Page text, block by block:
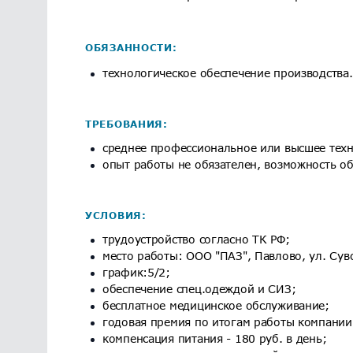
ОБЯЗАННОСТИ:
технологическое обеспечение производства.
ТРЕБОВАНИЯ:
среднее профессиональное или высшее
опыт работы не обязателен, возможность
УСЛОВИЯ:
трудоустройство согласно ТК РФ;
место работы: ООО "ПАЗ", Павлово, ул.
график:5/2;
обеспечение спец.одеждой и СИЗ;
бесплатное медицинское обслуживание;
годовая премия по итогам работы
компенсация питания - 180 руб. в день;